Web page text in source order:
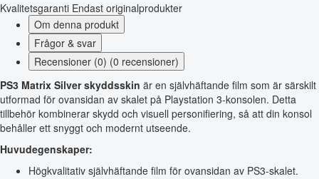
Kvalitetsgaranti Endast originalprodukter
Om denna produkt
Frågor & svar
Recensioner (0) (0 recensioner)
PS3 Matrix Silver skyddsskin är en självhäftande film som är särskilt
utformad för ovansidan av skalet på Playstation 3-konsolen. Detta
tillbehör kombinerar skydd och visuell personifiering, så att din konsol
behåller ett snyggt och modernt utseende.
Huvudegenskaper:
Högkvalitativ självhäftande film för ovansidan av PS3-skalet.